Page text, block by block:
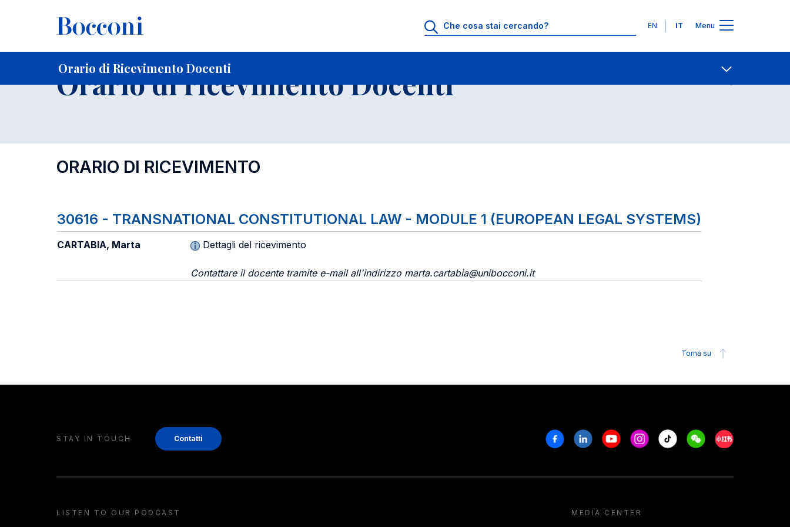
Lingue
EN IT Menu
Orario di Ricevimento Docenti
Home Per studenti iscritti Elenco Insegnamenti Contatti
Orario di ricevimento Docenti
ORARIO DI RICEVIMENTO
30616 - TRANSNATIONAL CONSTITUTIONAL LAW - MODULE 1 (EUROPEAN LEGAL SYSTEMS)
CARTABIA, Marta Dettagli del ricevimento
Contattare il docente tramite e-mail all'indirizzo marta.cartabia@unibocconi.it
Torna su
STAY IN TOUCH Contatti FacebookLinkedinYoutubeInstagram
Tiktok WeechatXiaohongshu/
LISTEN TO OUR PODCAST MEDIA CENTER